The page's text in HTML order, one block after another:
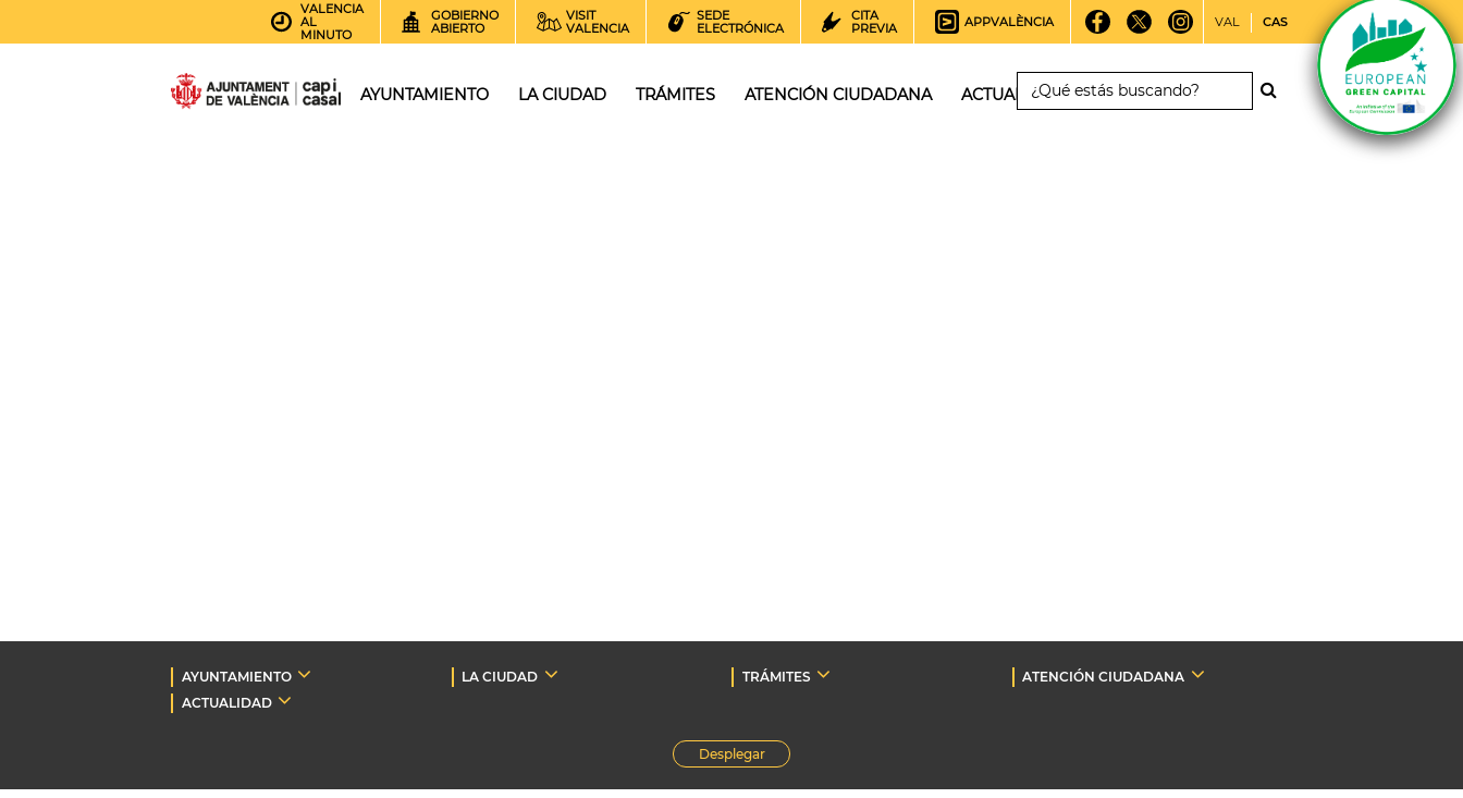
VALENCIA
AL
MINUTO
GOBIERNO
ABIERTO
VISIT
VALENCIA
SEDE
ELECTRÓNICA
CITA
PREVIA
APPVALÈNCIA VAL CAS
AYUNTAMIENTO LA CIUDAD TRÁMITES ATENCIÓN CIUDADANA ACTUALIDAD
AYUNTAMIENTO LA CIUDAD TRÁMITES
ATENCIÓN CIUDADANA
ACTUALIDAD
Desplegar